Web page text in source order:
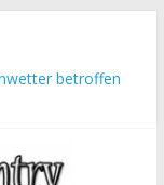
betroffen
Bundesliga
Richards
Seewald führt